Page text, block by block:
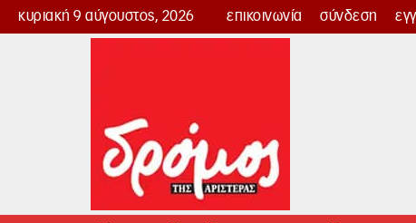
κυριακή 9 αύγουστος, 2026 επικοινωνία σύνδεση
Δρόμος